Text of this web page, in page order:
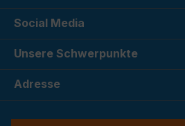
Social Media
Unsere Schwerpunkte
Adresse